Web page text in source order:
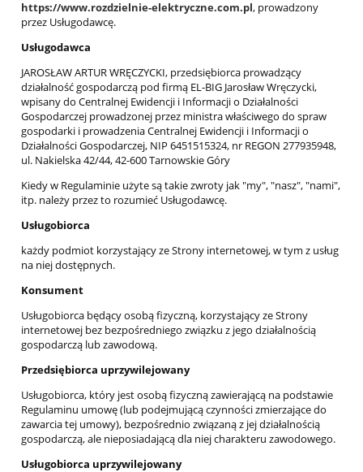
https://www.rozdzielnie-elektryczne.com.pl, prowadzony
przez Usługodawcę.
Usługodawca
JAROSŁAW ARTUR WRĘCZYCKI, przedsiębiorca prowadzący
działalność gospodarczą pod firmą EL-BIG Jarosław Wręczycki,
wpisany do Centralnej Ewidencji i Informacji o Działalności
Gospodarczej prowadzonej przez ministra właściwego do spraw
gospodarki i prowadzenia Centralnej Ewidencji i Informacji o
Działalności Gospodarczej, NIP 6451515324, nr REGON 277935948,
ul. Nakielska 42/44, 42-600 Tarnowskie Góry
Kiedy w Regulaminie użyte są takie zwroty jak "my", "nasz", "nami",
itp. należy przez to rozumieć Usługodawcę.
Usługobiorca
każdy podmiot korzystający ze Strony internetowej, w tym z usług
na niej dostępnych.
Konsument
Usługobiorca będący osobą fizyczną, korzystający ze Strony
internetowej bez bezpośredniego związku z jego działalnością
gospodarczą lub zawodową.
Przedsiębiorca uprzywilejowany
Usługobiorca, który jest osobą fizyczną zawierającą na podstawie
Regulaminu umowę (lub podejmującą czynności zmierzające do
zawarcia tej umowy), bezpośrednio związaną z jej działalnością
gospodarczą, ale nieposiadającą dla niej charakteru zawodowego.
Usługobiorca uprzywilejowany